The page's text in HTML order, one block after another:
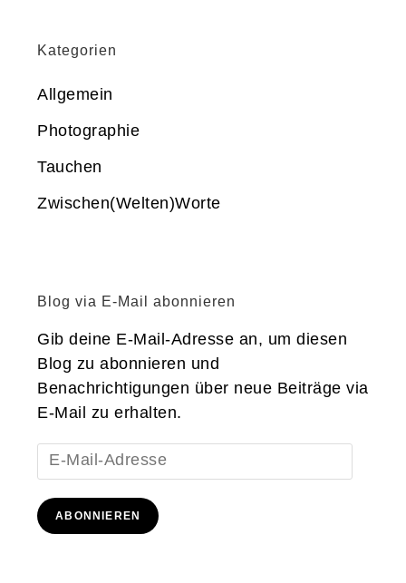
Kategorien
Allgemein
Photographie
Tauchen
Zwischen(Welten)Worte
Blog via E-Mail abonnieren
Gib deine E-Mail-Adresse an, um diesen
Blog zu abonnieren und
Benachrichtigungen über neue Beiträge via
E-Mail zu erhalten.
E-
Mail-
Adresse
ABONNIEREN